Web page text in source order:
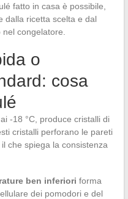
fatto in casa è possibile,
dalla ricetta scelta e dal
congelatore.
o
cosa
-18 °C, produce cristalli di
cristalli perforano le pareti
che spiega la consistenza
ben inferiori forma
dei pomodori e del